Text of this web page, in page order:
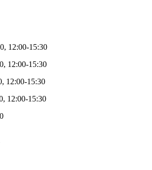
12:00-15:30
12:00-15:30
12:00-15:30
12:00-15:30